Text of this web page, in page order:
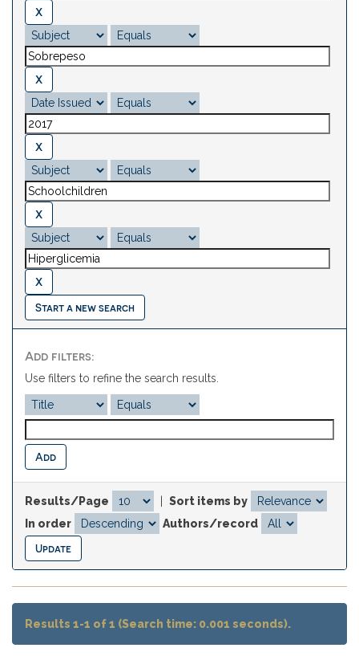
Start a new search
Add filters:
Use filters to refine the search results.
Results/Page
Sort items by
In order
Authors/record
Results 1-1 of 1 (Search time: 0.001 seconds).